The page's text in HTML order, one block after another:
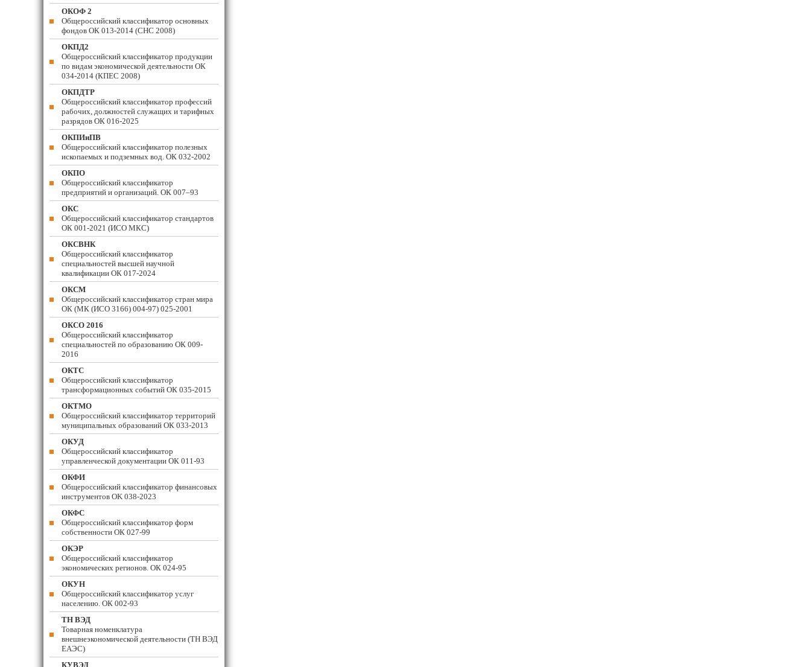
ОКОФ 2
Общероссийский классификатор основных
фондов ОК 013-2014 (СНС 2008)
ОКПД2
Общероссийский классификатор продукции
по видам экономической деятельности ОК
034-2014 (КПЕС 2008)
ОКПДТР
Общероссийский классификатор профессий
рабочих, должностей служащих и тарифных
разрядов ОК 016-2025
ОКПИиПВ
Общероссийский классификатор полезных
ископаемых и подземных вод. ОК 032-2002
ОКПО
Общероссийский классификатор
предприятий и организаций. ОК 007–93
ОКС
Общероссийский классификатор стандартов
ОК 001-2021 (ИСО МКС)
ОКСВНК
Общероссийский классификатор
специальностей высшей научной
квалификации ОК 017-2024
ОКСМ
Общероссийский классификатор стран мира
ОК (МК (ИСО 3166) 004-97) 025-2001
ОКСО 2016
Общероссийский классификатор
специальностей по образованию ОК 009-
2016
ОКТС
Общероссийский классификатор
трансформационных событий ОК 035-2015
ОКТМО
Общероссийский классификатор территорий
муниципальных образований ОК 033-2013
ОКУД
Общероссийский классификатор
управленческой документации ОК 011-93
ОКФИ
Общероссийский классификатор финансовых
инструментов OK 038-2023
ОКФС
Общероссийский классификатор форм
собственности ОК 027-99
ОКЭР
Общероссийский классификатор
экономических регионов. ОК 024-95
ОКУН
Общероссийский классификатор услуг
населению. ОК 002-93
ТН ВЭД
Товарная номенклатура
внешнеэкономической деятельности (ТН ВЭД
ЕАЭС)
КУВЭД